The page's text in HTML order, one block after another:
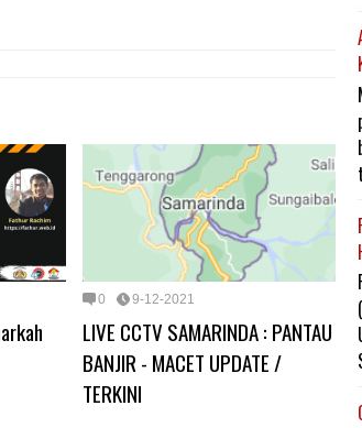
0 9-12-2021
LIVE CCTV SAMARINDA : PANTAU
BANJIR - MACET UPDATE /
TERKINI